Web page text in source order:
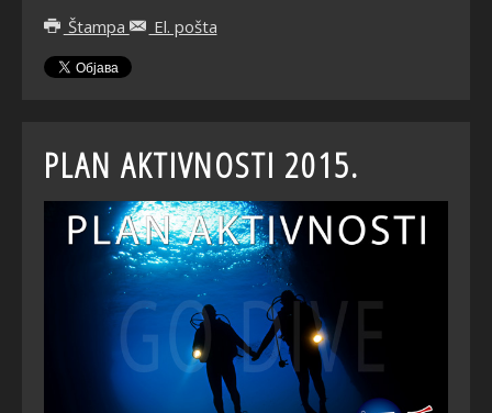
Štampa
El. pošta
PLAN AKTIVNOSTI 2015.